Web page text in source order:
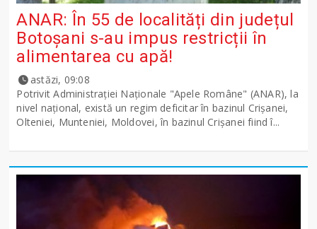
ANAR: În 55 de localități din județul
Botoșani s-au impus restricții în
alimentarea cu apă!
astăzi, 09:08
Potrivit Administraţiei Naţionale "Apele Române" (ANAR), la
nivel naţional, există un regim deficitar în bazinul Crişanei,
Olteniei, Munteniei, Moldovei, în bazinul Crişanei fiind î...